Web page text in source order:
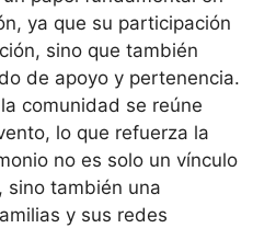
ya que su participación
sino que también
de apoyo y pertenencia.
comunidad se reúne
lo que refuerza la
no es solo un vínculo
sino también una
y sus redes